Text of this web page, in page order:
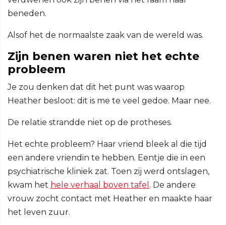
beneden.
Alsof het de normaalste zaak van de wereld was.
Zijn benen waren niet het echte
probleem
Je zou denken dat dit het punt was waarop
Heather besloot: dit is me te veel gedoe. Maar nee.
De relatie strandde niet op de protheses.
Het echte probleem? Haar vriend bleek al die tijd
een andere vriendin te hebben. Eentje die in een
psychiatrische kliniek zat. Toen zij werd ontslagen,
kwam het hele verhaal boven tafel . De andere
vrouw zocht contact met Heather en maakte haar
het leven zuur.